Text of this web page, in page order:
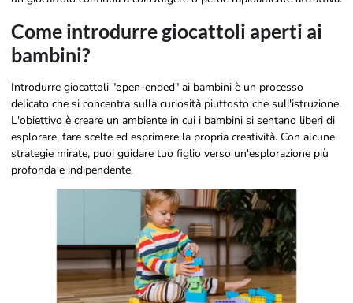
Come introdurre giocattoli aperti ai
bambini?
Introdurre giocattoli "open-ended" ai bambini è un processo
delicato che si concentra sulla curiosità piuttosto che sull'istruzione.
L'obiettivo è creare un ambiente in cui i bambini si sentano liberi di
esplorare, fare scelte ed esprimere la propria creatività. Con alcune
strategie mirate, puoi guidare tuo figlio verso un'esplorazione più
profonda e indipendente.